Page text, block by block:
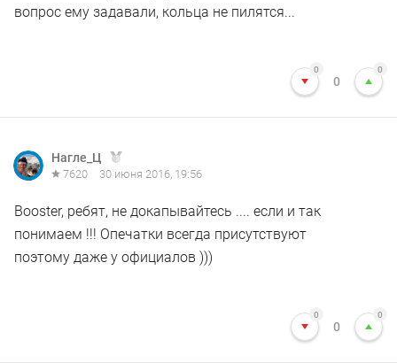
вопрос ему задавали, кольца не пилятся...
0
0
0
Нагле_Ц
7620 30 июня 2016, 19:56
Booster, ребят, не докапывайтесь .... если и так
понимаем !!! Опечатки всегда присутствуют
поэтому даже у официалов )))
0
0
0